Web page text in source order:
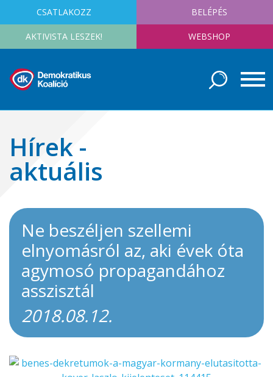
CSATLAKOZZ BELÉPÉS
AKTIVISTA LESZEK! WEBSHOP
Hírek -
aktuális
Ne beszéljen szellemi
elnyomásról az, aki évek óta
agymosó propagandához
asszisztál
2018.08.12.